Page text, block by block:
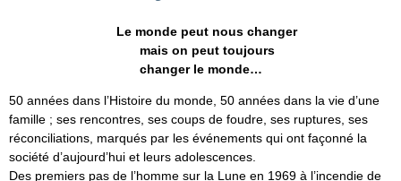
Le monde peut nous changer
mais on peut toujours
changer le monde…
50 années dans l’Histoire du monde, 50 années dans la vie d’une
famille ; ses rencontres, ses coups de foudre, ses ruptures, ses
réconciliations, marqués par les événements qui ont façonné la
société d’aujourd’hui et leurs adolescences.
Des premiers pas de l’homme sur la Lune en 1969 à l’incendie de